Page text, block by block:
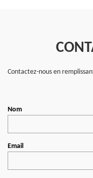
Contactez-nous en
Nom
Email